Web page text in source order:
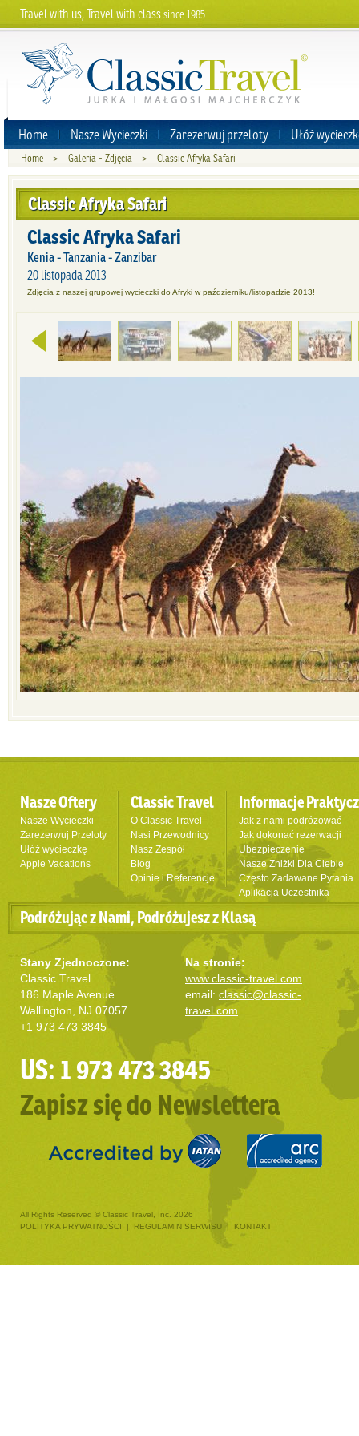
Travel with us, Travel with classsince 1985
Home Nasze Wycieczki Zarezerwuj przeloty Ułóż
Home > Galeria - Zdjęcia > Classic Afryka Safari
Classic Afryka Safari
Classic Afryka Safari
Kenia - Tanzania - Zanzibar
20 listopada 2013
Zdjęcia z naszej grupowej wycieczki do Afryki w październiku/listopadzie 2013!
Nasze Oftery
Nasze Wycieczki
Zarezerwuj Przeloty
Ułóż wycieczkę
Apple Vacations
Classic Travel
O Classic Travel
Nasi Przewodnicy
Nasz Zespół
Blog
Opinie i Referencje
Informacje
Jak z nami podróżować
Jak dokonać rezerwacji
Ubezpieczenie
Nasze Zniżki Dla Ciebie
Często Zadawane Pytania
Aplikacja Uczestnika
Podróżując z Nami, Podróżujesz z Klasą
Stany Zjednoczone:
Classic Travel
186 Maple Avenue
Wallington, NJ 07057
+1 973 473 3845
Na stronie:
www.classic-travel.com
email: classic@classic-
travel.com
US: 1 973 473 3845
Zapisz się do Newslettera
All Rights Reserved © Classic Travel, Inc. 2026
POLITYKA PRYWATNOŚCI
| REGULAMIN SERWISU | KONTAKT